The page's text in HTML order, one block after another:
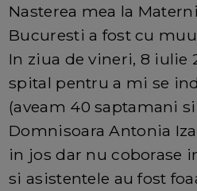
Nasterea mea la
Bucuresti a fost cu
In ziua de vineri, 8 iulie
spital pentru a mi se
(aveam 40 saptamani si
Domnisoara Antonia
in jos dar nu coborase
si asistentele au fost